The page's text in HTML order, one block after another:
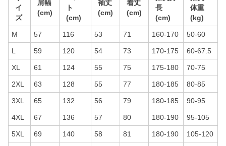
イ
ズ
肩幅
(cm)
ト
(cm)
袖丈
(cm)
着丈
(cm)
長
(cm)
体重
(kg)
M 57 116 53 71 160-170 50-60
L 59 120 54 73 170-175 60-67.5
XL 61 124 55 75 175-180 70-75
2XL 63 128 55 77 180-185 80-85
3XL 65 132 56 79 180-185 90-95
4XL 67 136 57 80 180-190 95-105
5XL 69 140 58 81 180-190 105-120